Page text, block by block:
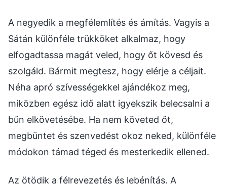
A negyedik a megfélemlítés és ámítás. Vagyis a
Sátán különféle trükköket alkalmaz, hogy
elfogadtassa magát veled, hogy őt kövesd és
szolgáld. Bármit megtesz, hogy elérje a céljait.
Néha apró szívességekkel ajándékoz meg,
miközben egész idő alatt igyekszik belecsalni a
bűn elkövetésébe. Ha nem követed őt,
megbüntet és szenvedést okoz neked, különféle
módokon támad téged és mesterkedik ellened.
Az ötödik a félrevezetés és lebénítás. A